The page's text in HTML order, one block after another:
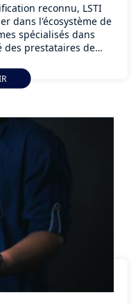
reconnu, LSTI
dans l'écosystème de
spécialisés dans
des prestataires de
sécurité des systèmes
PDIS, PACS, PRIS et
attestent d'un haut
pour vos projets de
l'expertise qualifiée